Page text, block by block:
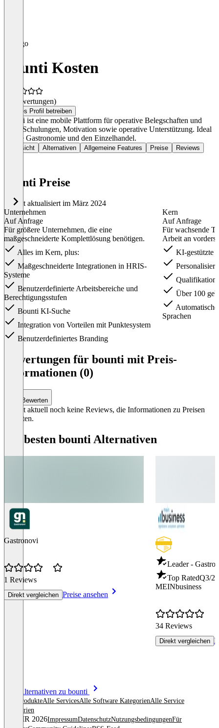
bounti Kosten
(0 Bewertungen)
Dieses Profil betreiben
Bounti ist eine mobile Plattform für operative Belegschaften und
bietet Schulungen, Motivation sowie operative Unterstützung. Ideal
für die Gastronomie und den Einzelhandel.
Übersicht Alternativen Allgemeine Features Preise Reviews
bounti Preise
Zuletzt aktualisiert im März 2024
Unternehmen
Auf Anfrage
Für größere Unternehmen, die eine
maßgeschneiderte Komplettlösung benötigen.
Alles im Kern, plus:
Maßgeschneiderte Integrationen in HRIS-
Systeme
Benutzerdefinierte Arbeitsbereiche und
Berechtigungsstufen
Bounti KI-Suche
Integration von Vorteilen mit Punktesystem
Benutzerdefiniertes Branding
Kern
Auf Anfrage
Für wachsende
Arbeit an
KI-gestützte
Über 100
Sprachen
Bewertungen für bounti mit Preis-
Informationen (0)
Bewerten
Es gibt aktuell noch keine Reviews, die Informationen zu Preisen
enthalten.
Die besten bounti Alternativen
Gastronovi
1 Reviews
Direkt vergleichen Preise ansehen
Leader -
Top RatedQ3/26
MEINbusiness
34 Reviews
Direkt vergleichen
Alle Alternativen zu bounti
Alle ProdukteAlle ServicesAlle Software KategorienAlle Service
Kategorien
© OMR 2026ImpressumDatenschutzNutzungsbedingungenFür